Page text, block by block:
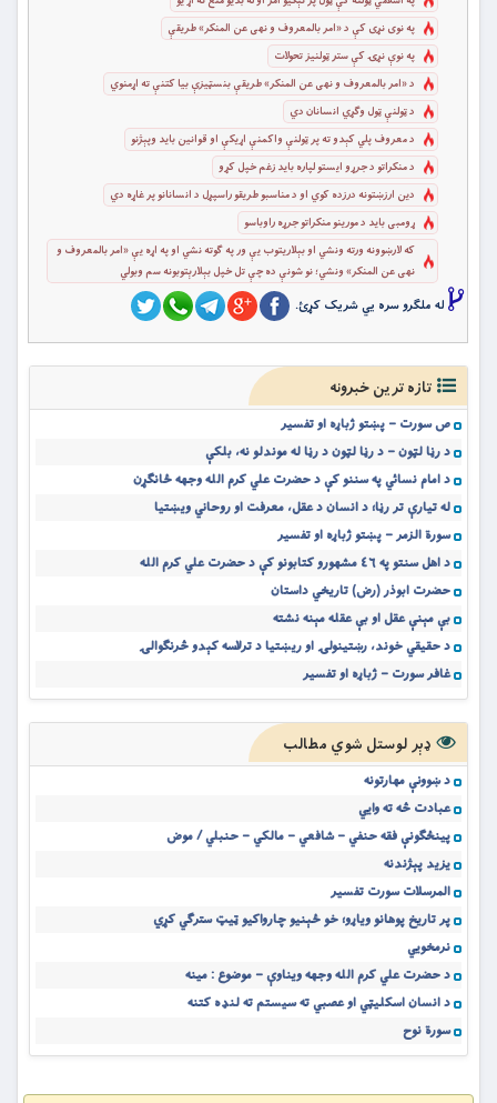
په نوی نړی کې د «امر بالمعروف و نهی عن المنکر» طریقې
په نوې نړۍ کې ستر ټولنیز تحولات
د «امر بالمعروف و نهی عن المنکر» طریقې بنسټیزې بیا کتنې ته اړمنوي
د ټولنې ټول وګړي انسانان دي
د معروف پلي کېدو ته پر ټولنې واکمنې اړیکې او قوانین باید وپېژنو
د منکراتو د جرړو ایستو لپاره باید زغم خپل کړو
دین ارزښتونه درزده کوي او د مناسبو طریقو راسپړل د انسانانو پر غاړه دي
ړومبی باید د مورینو منکراتو جرړه راوباسو
که لارښوونه ورته ونشي او بېلاریتوب یې ور په ګوته نشي او په اړه یې «امر بالمعروف و
نهی عن المنکر» ونشي؛ نو شونې ده چې تل خپل بېلارېتوبونه سم وبولي
له ملگرو سره یي شریک کړئ.
تازه ترین خبرونه
ص سورت – پښتو ژباړه او تفسیر
د رڼا لټون – د رڼا لټون د رڼا له موندلو نه، بلکې
د امام نسائي په سننو کې د حضرت علي کرم الله وجهه ځانګړن
له تیارې تر رڼا؛ د انسان د عقل، معرفت او روحاني ویښتیا
سورة الزمر – پښتو ژباړه او تفسیر
د اهل سنتو په ٤٦ مشهورو کتابونو کې د حضرت علي کرم الله
حضرت ابوذر (رض) تاریخي داستان
بې مېنې عقل او بې عقله مېنه نشته
د حقیقي خوند، رښتینولۍ او ریښتیا د ترلاسه کېدو څرنګوالۍ
غافر سورت – ژباړه او تفسیر
ډېر لوستل شوي مطالب
د ښوونې مهارتونه
عبادت څه ته وايي
پينځګونې فقه حنفي – شافعي – مالکي – حنبلي / موض
يزيد پېژندنه
المرسلات سورت تفسیر
پر تاریخ پوهانو ویاړو؛ خو ځېنیو چارواکیو ټیټ سترګي کړي
نرمخويي
د حضرت علي کرم الله وجهه ویناوې – موضوع : مینه
د انسان اسکلیټي او عصبي ته سیستم ته لنډه کتنه
سورة نوح